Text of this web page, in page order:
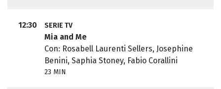
12:30 SERIE TV
Mia and Me
Con: Rosabell Laurenti Sellers, Josephine
Benini, Saphia Stoney, Fabio Corallini
23 MIN